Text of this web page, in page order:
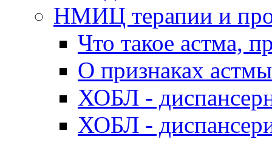
НМИЦ терапии и
Что такое астма,
О признаках
ХОБЛ -
ХОБЛ -